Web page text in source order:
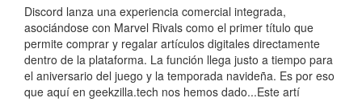
Discord lanza una experiencia comercial integrada,
asociándose con Marvel Rivals como el primer título que
permite comprar y regalar artículos digitales directamente
dentro de la plataforma. La función llega justo a tiempo para
el aniversario del juego y la temporada navideña. Es por eso
que aquí en geekzilla.tech nos hemos dado...Este artí